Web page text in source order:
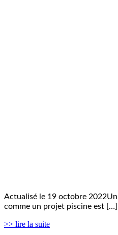
Actualisé le 19 octobre
comme un projet piscine est […]
>> lire la suite